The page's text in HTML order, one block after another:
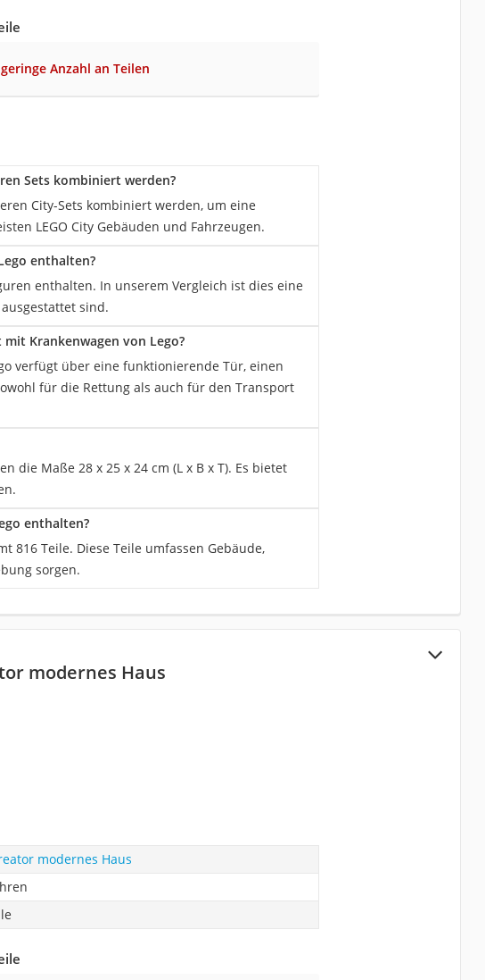
geringe Anzahl an Teilen
Sets kombiniert werden?
City-Sets kombiniert werden, um eine
LEGO City Gebäuden und Fahrzeugen.
enthalten?
enthalten. In unserem Vergleich ist dies eine
sind.
Krankenwagen von Lego?
verfügt über eine funktionierende Tür, einen
für die Rettung als auch für den Transport
die Maße 28 x 25 x 24 cm (L x B x T). Es bietet
enthalten?
816 Teile. Diese Teile umfassen Gebäude,
sorgen.
modernes Haus
modernes Haus